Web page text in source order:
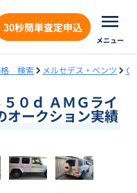
30秒簡単査定申込
メニュー
格 検索 メルセデス・ベンツ Ｇ
０ｄ ＡＭＧライ
ークション実績
1/18